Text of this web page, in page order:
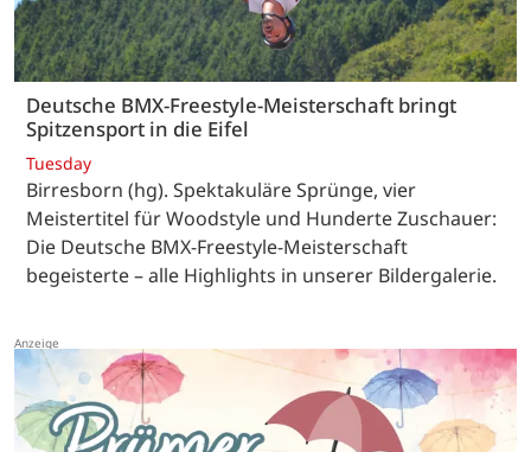
Deutsche BMX-Freestyle-Meisterschaft bringt
Spitzensport in die Eifel
Tuesday
Birresborn (hg). Spektakuläre Sprünge, vier
Meistertitel für Woodstyle und Hunderte Zuschauer:
Die Deutsche BMX-Freestyle-Meisterschaft
begeisterte – alle Highlights in unserer Bildergalerie.